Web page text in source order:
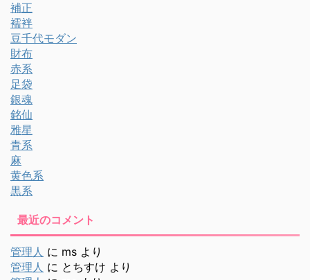
補正
襦袢
豆千代モダン
財布
赤系
足袋
銀魂
銘仙
雅星
青系
麻
黄色系
黒系
最近のコメント
管理人 に ms より
管理人 に とちすけ より